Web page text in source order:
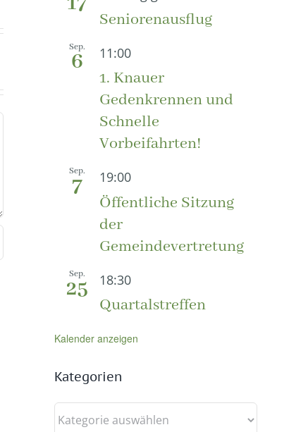
Seniorenausflug
Sep.
6 11:00
1. Knauer
Gedenkrennen und
Schnelle
Vorbeifahrten!
Sep.
7 19:00
Öffentliche Sitzung
der
Gemeindevertretung
Sep.
25 18:30
Quartalstreffen
Kalender anzeigen
Kategorien
Kategorien